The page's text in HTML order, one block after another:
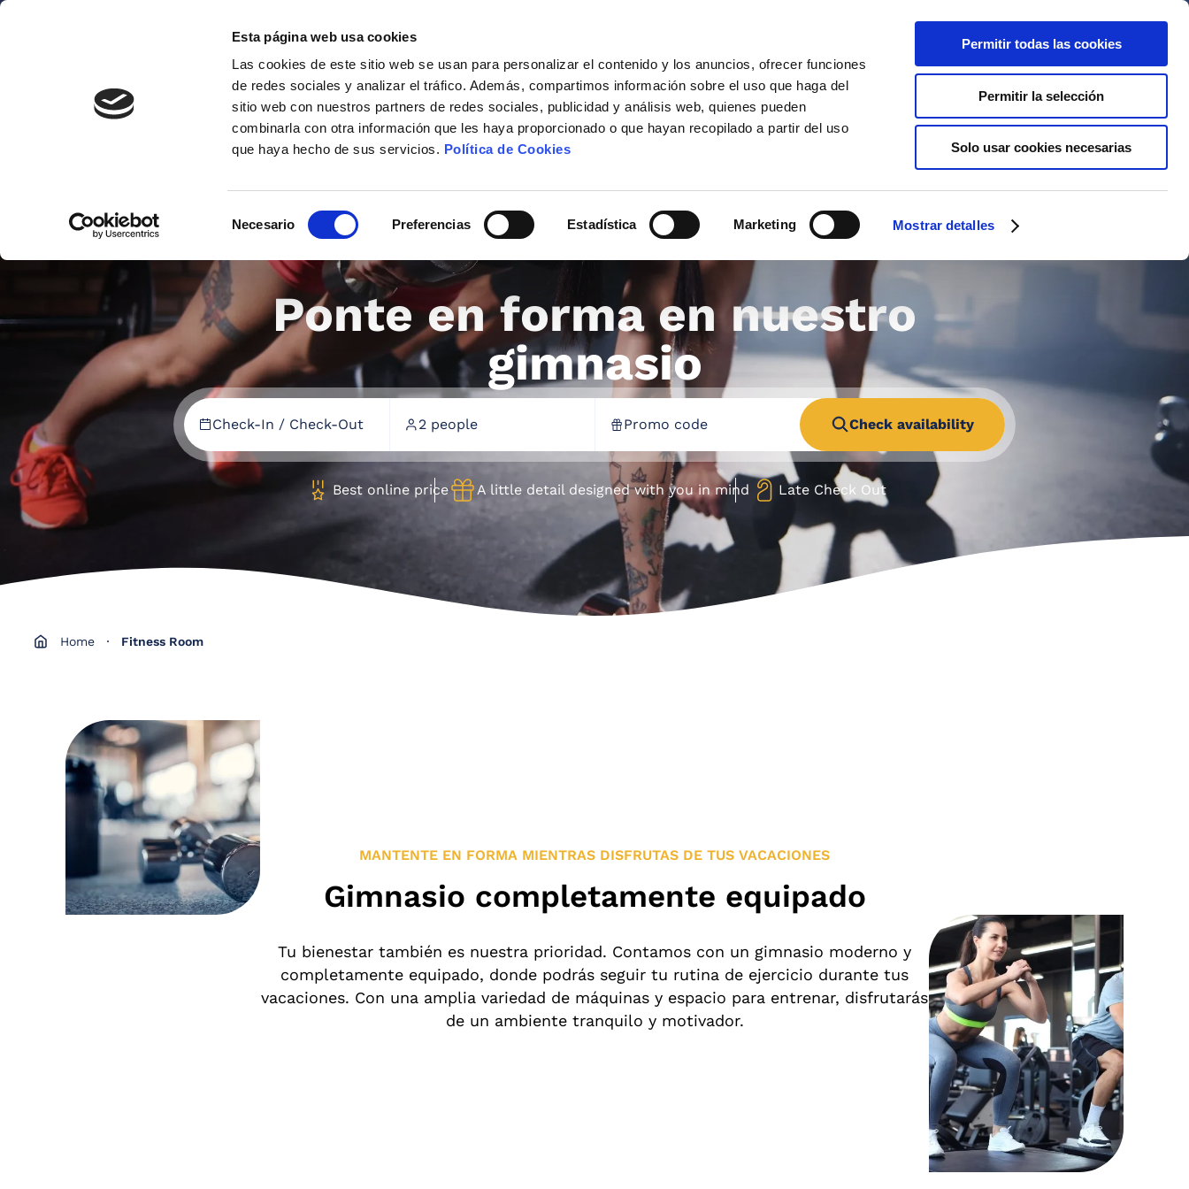
Esta página web usa cookies
Las cookies de este sitio web se usan para personalizar el contenido y los anuncios, ofrecer funciones
de redes sociales y analizar el tráfico. Además, compartimos información sobre el uso que haga del
sitio web con nuestros partners de redes sociales, publicidad y análisis web, quienes pueden
combinarla con otra información que les haya proporcionado o que hayan recopilado a partir del uso
que haya hecho de sus servicios. Política de Cookies
Necesario Preferencias Estadística Marketing Mostrar detalles
Permitir todas las cookies
Permitir la selección
Solo usar cookies necesarias
Confirm
Home
Gallery
GastronomyServices and Facilities
Activities Blog
Location & Contact Leisure in the Area
Passeig Marítim, s/n 08398
Santa Susanna (Barcelona), Spain
reservas@tahitiplaya.com
Ponte en forma en nuestro
gimnasio
Check-In / Check-Out
Select Dates
Check-In / Check-Out 2 people
Children (4-7)
Promo code Check availability
Best online price A little detail designed with you in mind Late Check Out
Home Fitness Room
MANTENTE EN FORMA MIENTRAS DISFRUTAS DE TUS VACACIONES
Gimnasio completamente equipado
Tu bienestar también es nuestra prioridad. Contamos con un gimnasio moderno y
completamente equipado, donde podrás seguir tu rutina de ejercicio durante tus
vacaciones. Con una amplia variedad de máquinas y espacio para entrenar, disfrutarás
de un ambiente tranquilo y motivador.